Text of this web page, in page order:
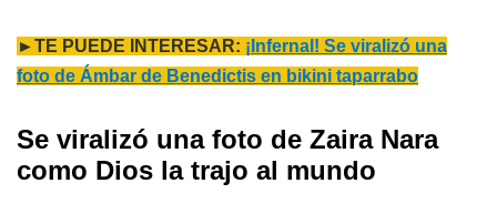
►TE PUEDE INTERESAR: ¡Infernal! Se viralizó una
foto de Ámbar de Benedictis en bikini taparrabo
Se viralizó una foto de Zaira Nara
como Dios la trajo al mundo